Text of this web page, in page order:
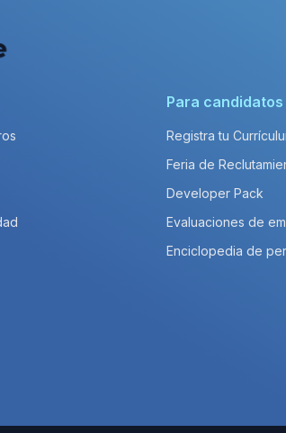
Para candidatos
Registra tu
Feria de
Developer Pack
Evaluaciones de
Enciclopedia de